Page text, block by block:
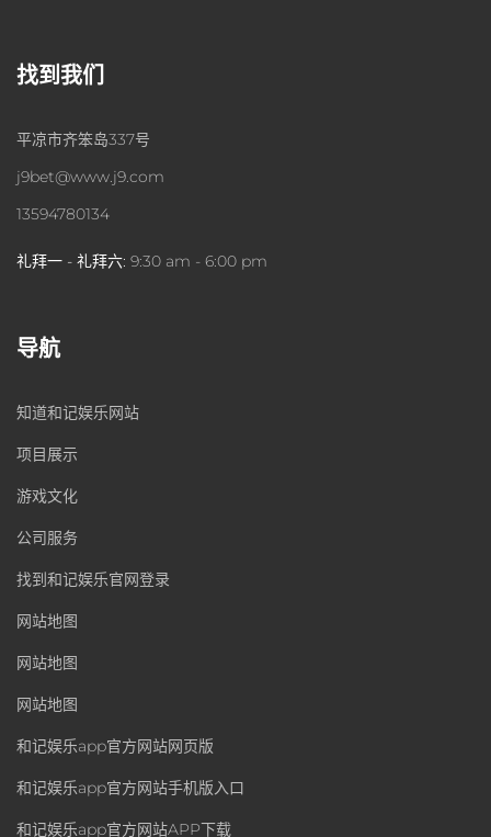
找到我们
平凉市齐笨岛337号
j9bet@www.j9.com
13594780134
礼拜一 - 礼拜六: 9:30 am - 6:00 pm
导航
知道和记娱乐网站
项目展示
游戏文化
公司服务
找到和记娱乐官网登录
网站地图
网站地图
网站地图
和记娱乐app官方网站网页版
和记娱乐app官方网站手机版入口
和记娱乐app官方网站APP下载